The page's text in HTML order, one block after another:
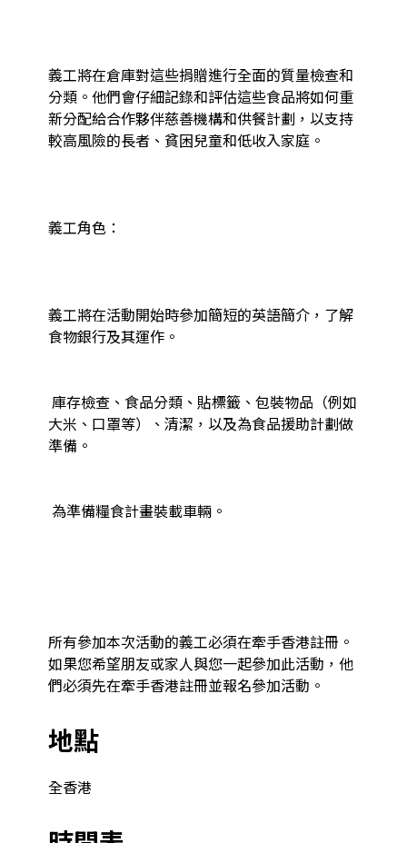
義工將在倉庫對這些捐贈進行全面的質量檢查和
分類。他們會仔細記錄和評估這些食品將如何重
新分配給合作夥伴慈善機構和供餐計劃，以支持
較高風險的長者、貧困兒童和低收入家庭。
義工角色：
義工將在活動開始時參加簡短的英語簡介，了解
食物銀行及其運作。
大米、口罩等）、清潔，以及為食品援助計劃做
準備。
所有參加本次活動的義工必須在牽手香港註冊。
如果您希望朋友或家人與您一起參加此活動，他
們必須先在牽手香港註冊並報名參加活動。
地點
全香港